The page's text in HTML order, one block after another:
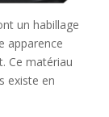
un habillage
apparence
Ce matériau
existe en